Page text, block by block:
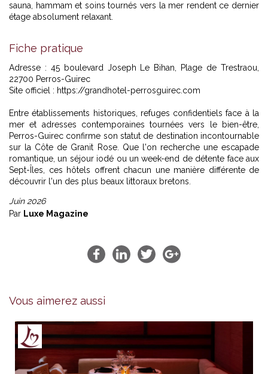
sauna, hammam et soins tournés vers la mer rendent ce dernier
étage absolument relaxant.
Fiche pratique
Adresse : 45 boulevard Joseph Le Bihan, Plage de Trestraou,
22700 Perros-Guirec
Site officiel : https://grandhotel-perrosguirec.com
Entre établissements historiques, refuges confidentiels face à la
mer et adresses contemporaines tournées vers le bien-être,
Perros-Guirec confirme son statut de destination incontournable
sur la Côte de Granit Rose. Que l'on recherche une escapade
romantique, un séjour iodé ou un week-end de détente face aux
Sept-Îles, ces hôtels offrent chacun une manière différente de
découvrir l'un des plus beaux littoraux bretons.
Juin 2026
Par Luxe Magazine
Vous aimerez aussi